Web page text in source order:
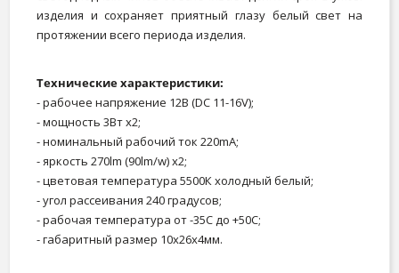
изделия и сохраняет приятный глазу белый свет на
протяжении всего периода изделия.
Технические характеристики:
- рабочее напряжение 12В (DC 11-16V);
- мощность 3Вт х2;
- номинальный рабочий ток 220mA;
- яркость 270lm (90lm/w) x2;
- цветовая температура 5500К холодный белый;
- угол рассеивания 240 градусов;
- рабочая температура от -35С до +50С;
- габаритный размер 10х26х4мм.